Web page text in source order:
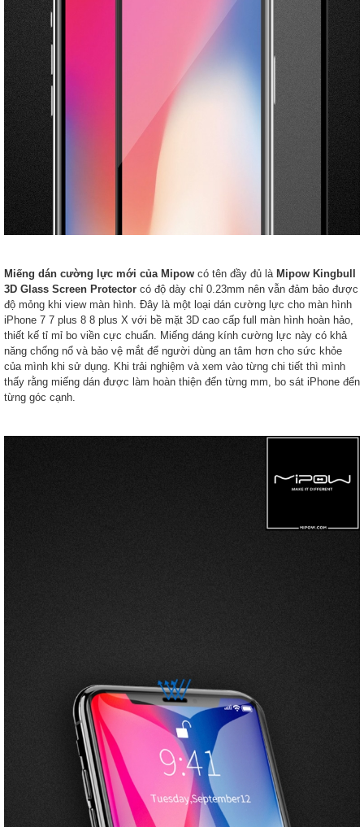
Miếng dán cường lực mới của Mipow có tên đầy đủ là Mipow Kingbull
3D Glass Screen Protector có độ dày chỉ 0.23mm nên vẫn đảm bảo được
độ mỏng khi view màn hình. Đây là một loại dán cường lực cho màn hình
iPhone 7 7 plus 8 8 plus X với bề mặt 3D cao cấp full màn hình hoàn hảo,
thiết kế tỉ mỉ bo viền cực chuẩn. Miếng dáng kính cường lực này có khả
năng chống nổ và bảo vệ mắt để người dùng an tâm hơn cho sức khỏe
của mình khi sử dụng. Khi trải nghiệm và xem vào từng chi tiết thì mình
thấy rằng miếng dán được làm hoàn thiện đến từng mm, bo sát iPhone đến
từng góc cạnh.